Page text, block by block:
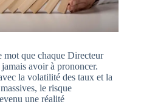
mot que chaque Directeur
avoir à prononcer.
la volatilité des taux et la
le risque
une réalité